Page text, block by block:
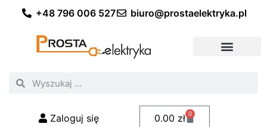
+48 796 006 527 biuro@prostaelektryka.pl
Zaloguj się 0.00 zł 0